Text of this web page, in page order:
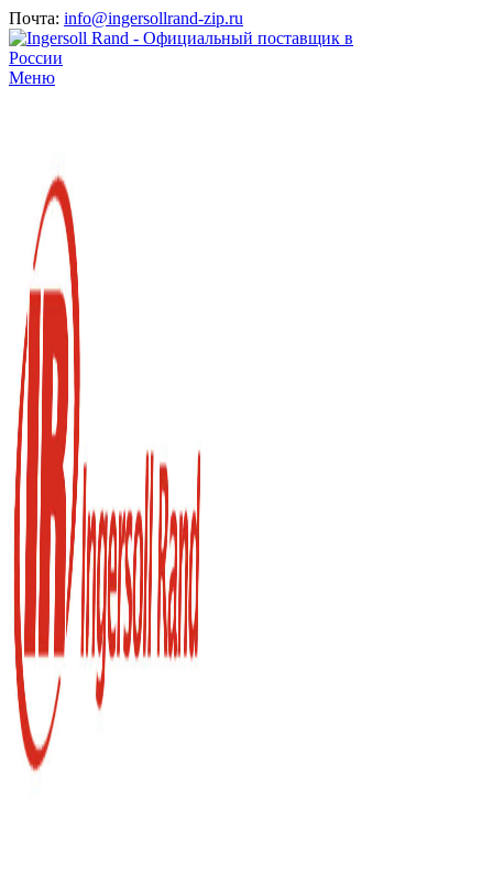
Почта: info@ingersollrand-zip.ru
Меню